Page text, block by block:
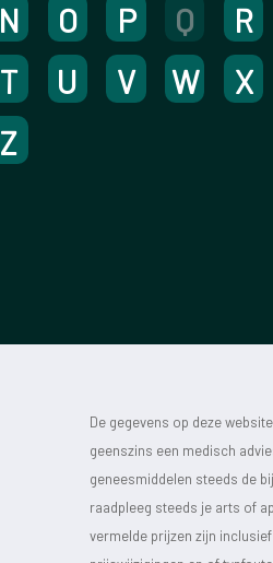
N O P Q
R
T U V W
X
Z
De gegevens op deze
geenszins een medisch
geneesmiddelen steeds de
raadpleeg steeds je arts of
vermelde prijzen zijn